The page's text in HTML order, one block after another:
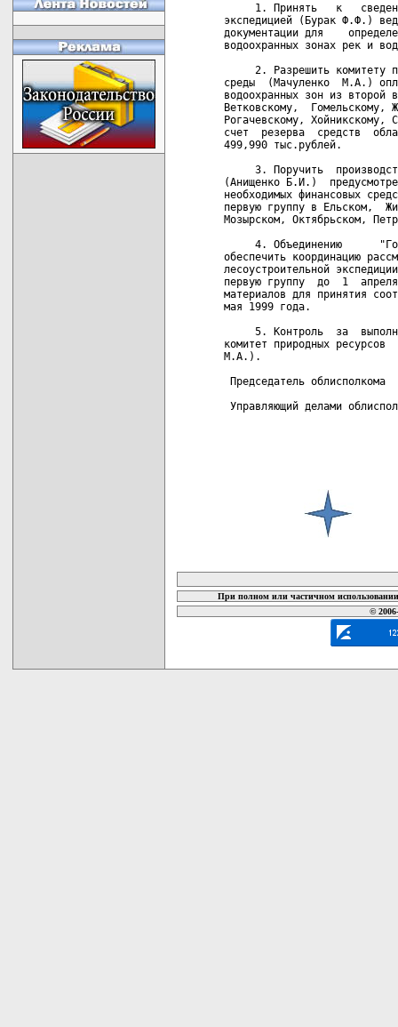
1. Принять   к
экспедицией (Бурак Ф.Ф.)
документации для
водоохранных зонах рек и
2. Разрешить комитету
среды  (Мачуленко  М.А.)
водоохранных зон из
Ветковскому,  Гомельскому,
Рогачевскому, Хойникскому,
счет  резерва  средств
499,990 тыс.рублей.
3. Поручить
(Анищенко Б.И.)
необходимых финансовых
первую группу в Ельском,
Мозырском, Октябрьском,
4. Объединению
обеспечить координацию
лесоустроительной
первую группу  до  1
материалов для принятия
мая 1999 года.
5. Контроль  за
комитет природных
М.А.).
Председатель
Управляющий делами
При полном или частичном
©